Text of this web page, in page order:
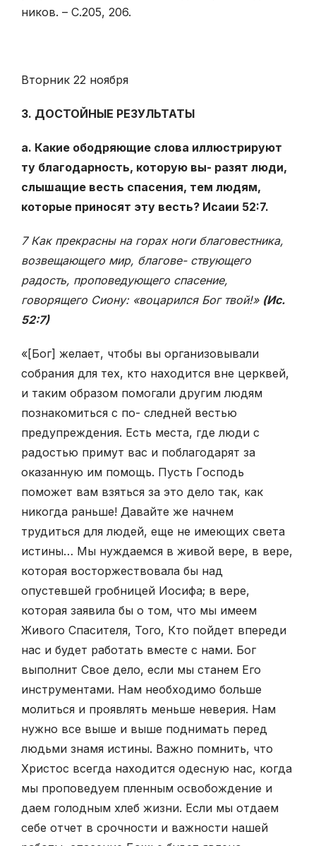
ников. – С.205, 206.
Вторник 22 ноября
3. ДОСТОЙНЫЕ РЕЗУЛЬТАТЫ
а. Какие ободряющие слова иллюстрируют
ту благодарность, которую вы- разят люди,
слышащие весть спасения, тем людям,
которые приносят эту весть? Исаии 52:7.
7 Как прекрасны на горах ноги благовестника,
возвещающего мир, благове- ствующего
радость, проповедующего спасение,
говорящего Сиону: «воцарился Бог твой!» (Ис.
52:7)
«[Бог] желает, чтобы вы организовывали
собрания для тех, кто находится вне церквей,
и таким образом помогали другим людям
познакомиться с по- следней вестью
предупреждения. Есть места, где люди с
радостью примут вас и поблагодарят за
оказанную им помощь. Пусть Господь
поможет вам взяться за это дело так, как
никогда раньше! Давайте же начнем
трудиться для людей, еще не имеющих света
истины… Мы нуждаемся в живой вере, в вере,
которая восторжествовала бы над
опустевшей гробницей Иосифа; в вере,
которая заявила бы о том, что мы имеем
Живого Спасителя, Того, Кто пойдет впереди
нас и будет работать вместе с нами. Бог
выполнит Свое дело, если мы станем Его
инструментами. Нам необходимо больше
молиться и проявлять меньше неверия. Нам
нужно все выше и выше поднимать перед
людьми знамя истины. Важно помнить, что
Христос всегда находится одесную нас, когда
мы проповедуем пленным освобождение и
даем голодным хлеб жизни. Если мы отдаем
себе отчет в срочности и важности нашей